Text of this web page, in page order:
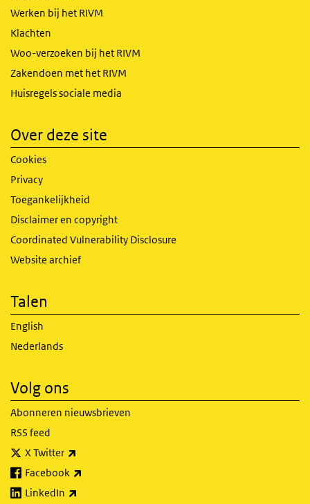
Werken bij het RIVM
Klachten
Woo-verzoeken bij het RIVM
Zakendoen met het RIVM
Huisregels sociale media
Over deze site
Cookies
Privacy
Toegankelijkheid
Disclaimer en copyright
Coordinated Vulnerability Disclosure
Website archief
Talen
English
Nederlands
Volg ons
Abonneren nieuwsbrieven
RSS feed
X Twitter
Facebook
LinkedIn